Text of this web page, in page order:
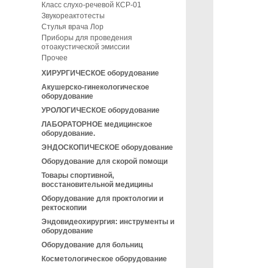
Класс слухо-речевой КСР-01
Звукореактотесты
Стулья врача Лор
Приборы для проведения
отоакустической эмиссии
Прочее
ХИРУРГИЧЕСКОЕ оборудование
Акушерско-гинекологическое
оборудование
УРОЛОГИЧЕСКОЕ оборудование
ЛАБОРАТОРНОЕ медицинское
оборудование.
ЭНДОСКОПИЧЕСКОЕ оборудование
Оборудование для скорой помощи
Товары спортивной,
восстановительной медицины
Оборудование для проктологии и
ректоскопии
Эндовидеохирургия: инструменты и
оборудование
Оборудование для больниц
Косметологическое оборудование